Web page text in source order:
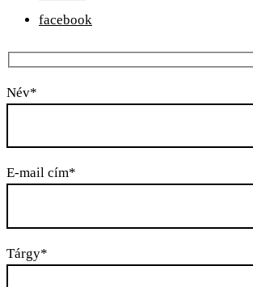
facebook
Név*
E-mail cím*
Tárgy*